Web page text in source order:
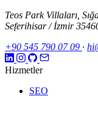
Teos Park Villaları,
Seferihisar / İzmir
+90 545 790 07 09 ·
Hizmetler
SEO